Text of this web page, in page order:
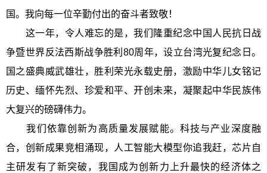
国。我向每一位辛勤付出的奋斗者致敬！
这一年，令人难忘的是，我们隆重纪念中国人民抗日战
争暨世界反法西斯战争胜利80周年，设立台湾光复纪念日。
国之盛典威武雄壮，胜利荣光永载史册，激励中华儿女铭记
历史、缅怀先烈、珍爱和平、开创未来，凝聚起中华民族伟
大复兴的磅礴伟力。
我们依靠创新为高质量发展赋能。科技与产业深度融
合，创新成果竞相涌现，人工智能大模型你追我赶，芯片自
主研发有了新突破，我国成为创新力上升最快的经济体之